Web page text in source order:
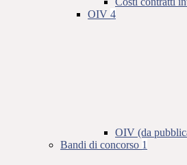
OIV 4
OIV (da
Bandi di concorso 1